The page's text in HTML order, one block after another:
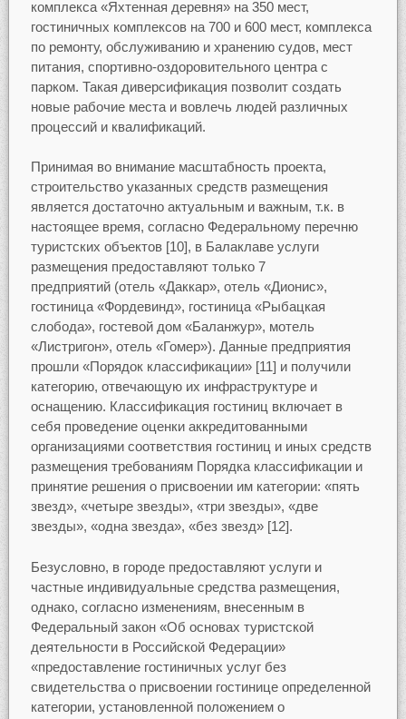
комплекса «Яхтенная деревня» на 350 мест,
гостиничных комплексов на 700 и 600 мест, комплекса
по ремонту, обслуживанию и хранению судов, мест
питания, спортивно-оздоровительного центра с
парком. Такая диверсификация позволит создать
новые рабочие места и вовлечь людей различных
процессий и квалификаций.
Принимая во внимание масштабность проекта,
строительство указанных средств размещения
является достаточно актуальным и важным, т.к. в
настоящее время, согласно Федеральному перечню
туристских объектов [10], в Балаклаве услуги
размещения предоставляют только 7
предприятий (отель «Даккар», отель «Дионис»,
гостиница «Фордевинд», гостиница «Рыбацкая
слобода», гостевой дом «Баланжур», мотель
«Листригон», отель «Гомер»). Данные предприятия
прошли «Порядок классификации» [11] и получили
категорию, отвечающую их инфраструктуре и
оснащению. Классификация гостиниц включает в
себя проведение оценки аккредитованными
организациями соответствия гостиниц и иных средств
размещения требованиям Порядка классификации и
принятие решения о присвоении им категории: «пять
звезд», «четыре звезды», «три звезды», «две
звезды», «одна звезда», «без звезд» [12].
Безусловно, в городе предоставляют услуги и
частные индивидуальные средства размещения,
однако, согласно изменениям, внесенным в
Федеральный закон «Об основах туристской
деятельности в Российской Федерации»
«предоставление гостиничных услуг без
свидетельства о присвоении гостинице определенной
категории, установленной положением о